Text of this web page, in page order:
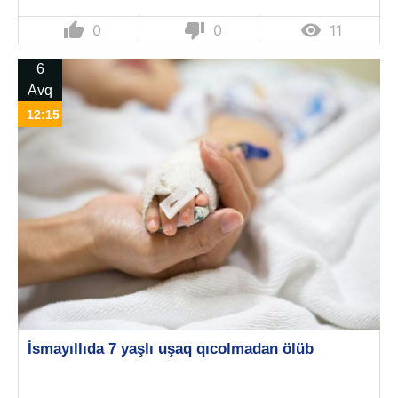
thumb_up 0 thumb_down 0  11
6
Avq
12:15
İsmayıllıda 7 yaşlı uşaq qıcolmadan ölüb